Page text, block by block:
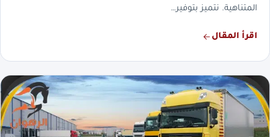
المتناهية. نتميز بتوفير…
اقرأ المقال